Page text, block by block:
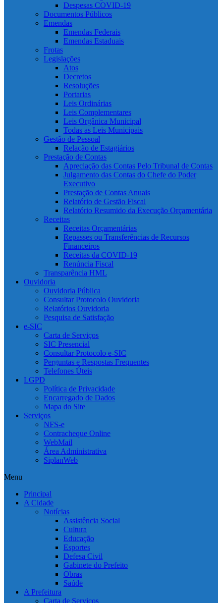
Despesas COVID-19
Documentos Públicos
Emendas
Emendas Federais
Emendas Estaduais
Frotas
Legislações
Atos
Decretos
Resoluções
Portarias
Leis Ordinárias
Leis Complementares
Leis Orgânica Municipal
Todas as Leis Municipais
Gestão de Pessoal
Relação de Estagiários
Prestação de Contas
Apreciação das Contas Pelo Tribunal de Contas
Julgamento das Contas do Chefe do Poder
Executivo
Prestação de Contas Anuais
Relatório de Gestão Fiscal
Relatório Resumido da Execução Orçamentária
Receitas
Receitas Orçamentárias
Repasses ou Transferências de Recursos
Financeiros
Receitas da COVID-19
Renúncia Fiscal
Transparência HML
Ouvidoria
Ouvidoria Pública
Consultar Protocolo Ouvidoria
Relatórios Ouvidoria
Pesquisa de Satisfação
e-SIC
Carta de Serviços
SIC Presencial
Consultar Protocolo e-SIC
Perguntas e Respostas Frequentes
Telefones Úteis
LGPD
Política de Privacidade
Encarregado de Dados
Mapa do Site
Serviços
NFS-e
Contracheque Online
WebMail
Área Administrativa
SiplanWeb
Menu
Principal
A Cidade
Notícias
Assistência Social
Cultura
Educação
Esportes
Defesa Civil
Gabinete do Prefeito
Obras
Saúde
A Prefeitura
Carta de Serviços